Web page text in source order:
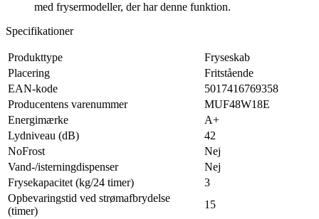
med frysermodeller, der har denne funktion.
Specifikationer
Produkttype
Fryseskab
Placering
Fritstående
EAN-kode
5017416769358
Producentens varenummer
MUF48W18E
Energimærke
A+
Lydniveau (dB)
42
NoFrost
Nej
Vand-/isterningdispenser
Nej
Frysekapacitet (kg/24 timer)
3
Opbevaringstid ved strømafbrydelse
(timer)
15